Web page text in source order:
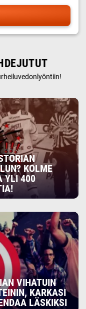
KOLME
YLI 400
VIHATUIN
KARKASI
LÄSKIKSI